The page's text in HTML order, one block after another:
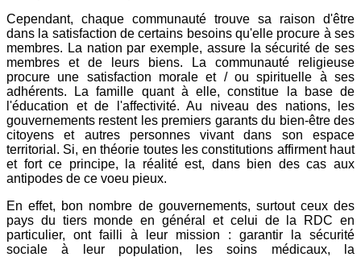
Cependant, chaque communauté trouve sa raison d'être
dans la satisfaction de certains besoins qu'elle procure à ses
membres. La nation par exemple, assure la sécurité de ses
membres et de leurs biens. La communauté religieuse
procure une satisfaction morale et / ou spirituelle à ses
adhérents. La famille quant à elle, constitue la base de
l'éducation et de l'affectivité. Au niveau des nations, les
gouvernements restent les premiers garants du bien-être des
citoyens et autres personnes vivant dans son espace
territorial. Si, en théorie toutes les constitutions affirment haut
et fort ce principe, la réalité est, dans bien des cas aux
antipodes de ce voeu pieux.
En effet, bon nombre de gouvernements, surtout ceux des
pays du tiers monde en général et celui de la RDC en
particulier, ont failli à leur mission : garantir la sécurité
sociale à leur population, les soins médicaux, la